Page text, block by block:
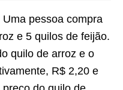
Uma pessoa compra
e 5 quilos de feijão.
quilo de arroz e o
R$ 2,20 e